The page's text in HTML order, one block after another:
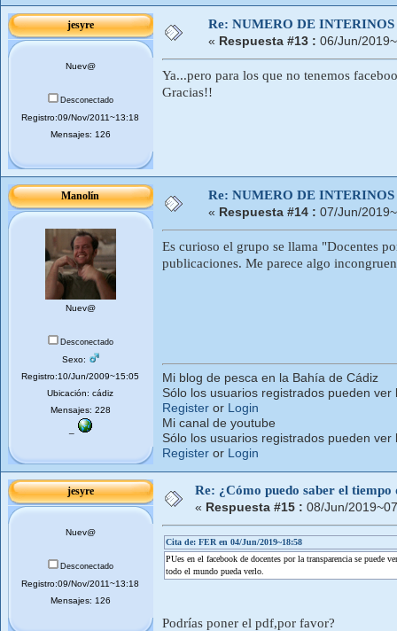
jesyre
Nuev@
Desconectado
Registro:09/Nov/2011~13:18
Mensajes: 126
Re: NUMERO DE
« Respuesta #13 : 06/Jun/
Ya...pero para los que no tenemos
Gracias!!
Manolín
Nuev@
Desconectado
Sexo:
Registro:10/Jun/2009~15:05
Ubicación: cádiz
Mensajes: 228
Re: NUMERO DE
« Respuesta #14 : 07/Jun/
Es curioso el grupo se llama "Docentes
publicaciones. Me parece algo
Mi blog de pesca en la Bahía de Cádiz
Sólo los usuarios registrados pueden ver
Register or Login
Mi canal de youtube
Sólo los usuarios registrados pueden ver
Register or Login
jesyre
Nuev@
Desconectado
Registro:09/Nov/2011~13:18
Mensajes: 126
Re: ¿Cómo puedo saber el
« Respuesta #15 : 08/Jun/
Cita de: FER en 04/Jun/2019~18:58
PUes en el facebook de docentes por la transparencia se
todo el mundo pueda verlo.
Podrías poner el pdf,por favor?